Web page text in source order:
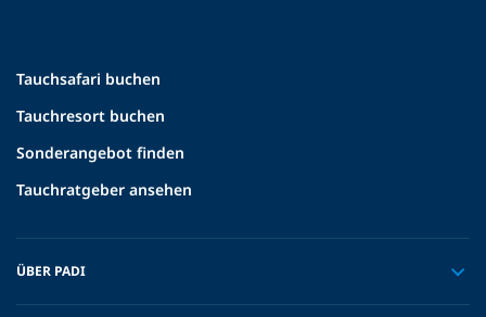
Tauchsafari buchen
Tauchresort buchen
Sonderangebot finden
Tauchratgeber ansehen
ÜBER PADI